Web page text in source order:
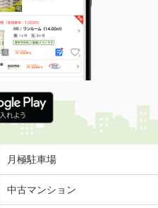
月極駐車場
中古マンション